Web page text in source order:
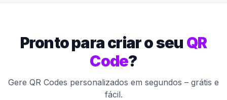
Pronto para criar o seu QR
Code?
Gere QR Codes personalizados em segundos – grátis e
fácil.